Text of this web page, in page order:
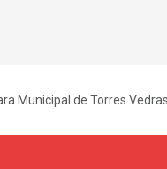
Municipal de Torres